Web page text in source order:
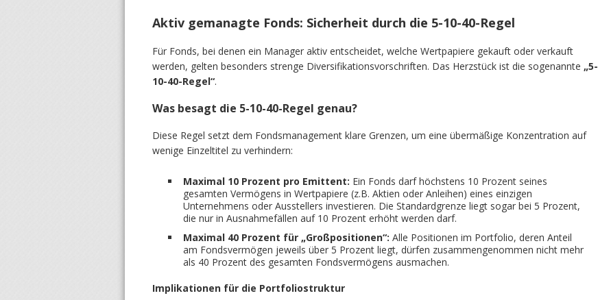
Aktiv gemanagte Fonds: Sicherheit durch die 5-10-40-Regel
Für Fonds, bei denen ein Manager aktiv entscheidet, welche Wertpapiere gekauft oder verkauft
werden, gelten besonders strenge Diversifikationsvorschriften. Das Herzstück ist die sogenannte „5-
10-40-Regel“.
Was besagt die 5-10-40-Regel genau?
Diese Regel setzt dem Fondsmanagement klare Grenzen, um eine übermäßige Konzentration auf
wenige Einzeltitel zu verhindern:
Maximal 10 Prozent pro Emittent: Ein Fonds darf höchstens 10 Prozent seines
gesamten Vermögens in Wertpapiere (z.B. Aktien oder Anleihen) eines einzigen
Unternehmens oder Ausstellers investieren. Die Standardgrenze liegt sogar bei 5 Prozent,
die nur in Ausnahmefällen auf 10 Prozent erhöht werden darf.
Maximal 40 Prozent für „Großpositionen“: Alle Positionen im Portfolio, deren Anteil
am Fondsvermögen jeweils über 5 Prozent liegt, dürfen zusammengenommen nicht mehr
als 40 Prozent des gesamten Fondsvermögens ausmachen.
Implikationen für die Portfoliostruktur